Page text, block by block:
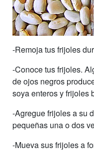
-Remoja tus frijoles
-Conoce tus frijoles.
de ojos negros
soya enteros y frijoles
-Agregue frijoles a su
pequeñas una o dos
-Mueva sus frijoles a